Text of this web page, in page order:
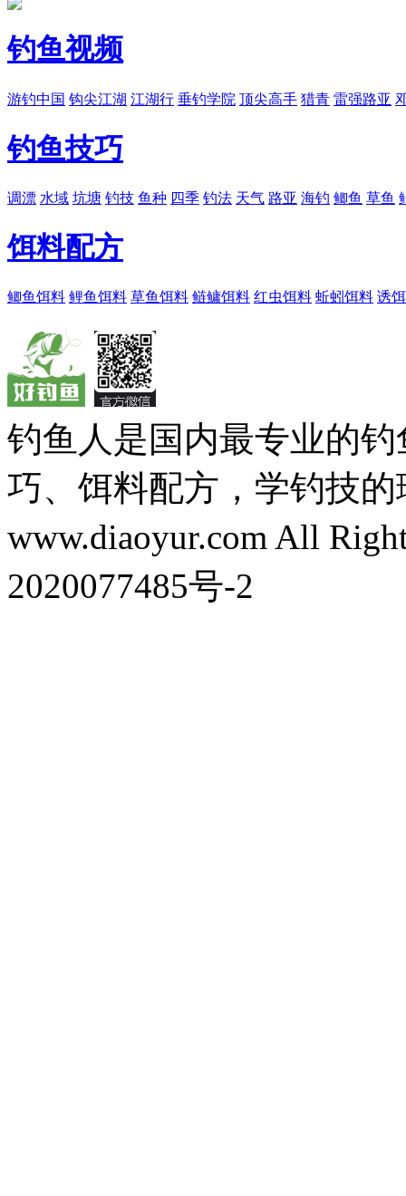
钓鱼视频
游钓中国 钩尖江湖 江湖行 垂钓学院 顶尖高手 猎青 雷强路亚
钓鱼技巧
调漂 水域 坑塘 钓技 鱼种 四季 钓法 天气 路亚 海钓 鲫鱼 草鱼
饵料配方
鲫鱼饵料 鲤鱼饵料 草鱼饵料 鲢鳙饵料 红虫饵料 蚯蚓饵料 诱
钓鱼人是国内最专业的
巧、饵料配方，学钓技
www.diaoyur.com All
2020077485号-2